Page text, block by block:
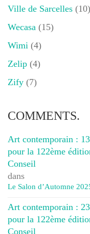
Ville de Sarcelles (10)
Wecasa (15)
Wimi (4)
Zelip (4)
Zify (7)
COMMENTS.
Art contemporain :
pour la 122ème
Conseil
dans
Le Salon d’Automne
Art contemporain :
pour la 122ème
Conseil